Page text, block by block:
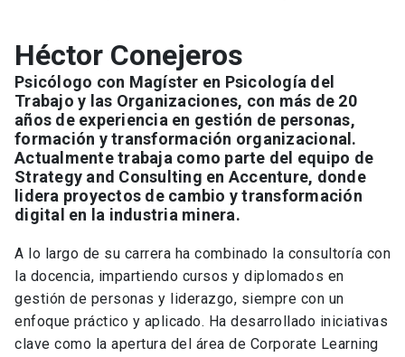
Héctor Conejeros
Psicólogo con Magíster en Psicología del
Trabajo y las Organizaciones, con más de 20
años de experiencia en gestión de personas,
formación y transformación organizacional.
Actualmente trabaja como parte del equipo de
Strategy and Consulting en Accenture, donde
lidera proyectos de cambio y transformación
digital en la industria minera.
A lo largo de su carrera ha combinado la consultoría con
la docencia, impartiendo cursos y diplomados en
gestión de personas y liderazgo, siempre con un
enfoque práctico y aplicado. Ha desarrollado iniciativas
clave como la apertura del área de Corporate Learning